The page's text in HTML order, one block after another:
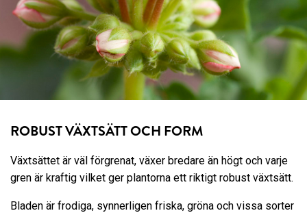
ROBUST VÄXTSÄTT OCH FORM
Växtsättet är väl förgrenat, växer bredare än högt och varje
gren är kraftig vilket ger plantorna ett riktigt robust växtsätt.
Bladen är frodiga, synnerligen friska, gröna och vissa sorter